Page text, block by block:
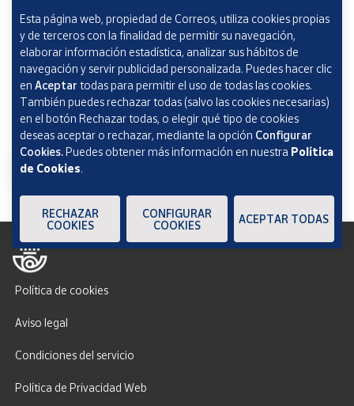
Información y ayuda
Correos Market
Política de cookies
Aviso legal
Condiciones del servicio
Política de Privacidad Web
Esta página web, propiedad de Correos, utiliza cookies propias
y de terceros con la finalidad de permitir su navegación,
elaborar información estadística, analizar sus hábitos de
navegación y servir publicidad personalizada. Puedes hacer clic
en Aceptar todas para permitir el uso de todas las cookies.
También puedes rechazar todas (salvo las cookies necesarias)
en el botón Rechazar todas, o elegir qué tipo de cookies
deseas aceptar o rechazar, mediante la opción Configurar
Cookies.Puedes obtener más información en nuestra Política
de Cookies.
RECHAZAR
COOKIES
CONFIGURAR
COOKIES
ACEPTAR TODAS